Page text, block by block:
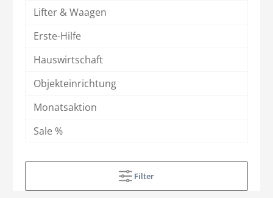
Lifter & Waagen
Erste-Hilfe
Hauswirtschaft
Objekteinrichtung
Monatsaktion
Sale %
Filter